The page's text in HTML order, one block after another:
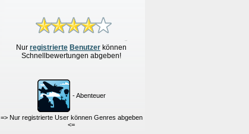
Nur registrierte Benutzer können
Schnellbewertungen abgeben!
- Abenteuer
=> Nur registrierte User können Genres abgeben
<=